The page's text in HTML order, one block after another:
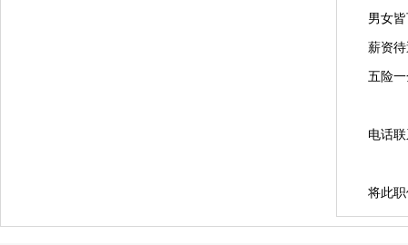
男女
薪资
五险
电话
将此